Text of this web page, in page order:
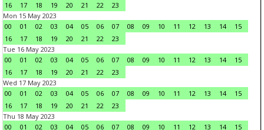
16
17 18 19 20 21 22
23
Mon 15 May 2023
00
01 02 03 04 05 06 07 08 09 10 11 12 13 14
15
16
17 18 19 20 21 22
23
Tue 16 May 2023
00
01 02 03 04 05 06 07 08 09 10 11 12 13 14
15
16
17 18 19 20 21 22
23
Wed 17 May 2023
00
01 02 03 04 05 06 07 08 09 10 11 12 13 14
15
16
17 18 19 20 21 22
23
Thu 18 May 2023
00
01 02 03 04 05 06 07 08 09 10 11 12 13 14 15